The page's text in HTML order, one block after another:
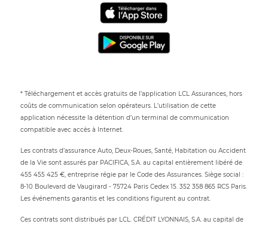
* Téléchargement et accès gratuits de l’application LCL Assurances, hors
coûts de communication selon opérateurs. L’utilisation de cette
application nécessite la détention d’un terminal de communication
compatible avec accès à Internet.
Les contrats d’assurance Auto, Deux-Roues, Santé, Habitation ou Accident
de la Vie sont assurés par PACIFICA, S.A. au capital entièrement libéré de
455 455 425 €, entreprise régie par le Code des Assurances. Siège social :
8-10 Boulevard de Vaugirard - 75724 Paris Cedex 15. 352 358 865 RCS Paris.
Les événements garantis et les conditions figurent au contrat.
Ces contrats sont distribués par LCL. CRÉDIT LYONNAIS, S.A. au capital de